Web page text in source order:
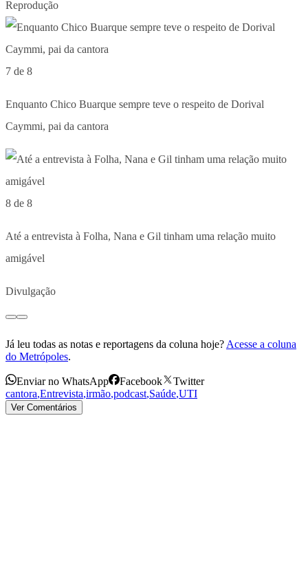
Reprodução
7 de 8
Enquanto Chico Buarque sempre teve o respeito de Dorival
Caymmi, pai da cantora
8 de 8
Até a entrevista à Folha, Nana e Gil tinham uma relação muito
amigável
Divulgação
Já leu todas as notas e reportagens da coluna hoje? Acesse a coluna
do Metrópoles.
Enviar no WhatsApp Facebook
Twitter
cantora,Entrevista,irmão,podcast,Saúde,UTI
Ver Comentários